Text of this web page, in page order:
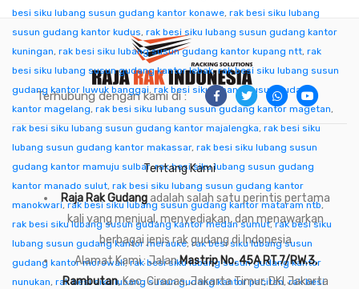
besi siku lubang susun gudang kantor konawe, rak besi siku lubang
susun gudang kantor kudus, rak besi siku lubang susun gudang kantor
kuningan, rak besi siku lubang susun gudang kantor kupang ntt, rak
besi siku lubang susun gudang kantor lebak,rak besi siku lubang susun
gudang kantor luwuk banggai, rak besi siku lubang susun gudang
kantor magelang, rak besi siku lubang susun gudang kantor magetan,
rak besi siku lubang susun gudang kantor majalengka, rak besi siku
lubang susun gudang kantor makassar, rak besi siku lubang susun
gudang kantor mamuju sulbar,rak besi siku lubang susun gudang
kantor manado sulut, rak besi siku lubang susun gudang kantor
manokwari,rak besi siku lubang susun gudang kantor mataram ntb,
rak besi siku lubang susun gudang kantor medan sumut,rak besi siku
lubang susun gudang kantor merauke,rak besi siku lubang susun
gudang kantor morowali,rak besi siku lubang susun gudang kantor
nunukan, rak besi siku lubang susun gudang kantor pacitan,rak besi
Terhubung dengan kami di :
Tentang Kami
Raja Rak Gudangadalah salah satu perintis pertama
kali yang menjual, menyediakan, dan menawarkan
berbagai jenis rak gudang di Indonesia
Alamat Kami : JalanMastrip No. 45A RT.7/RW.3,
Rambutan, Kec. Ciracas, Jakarta Timur, DKI Jakarta